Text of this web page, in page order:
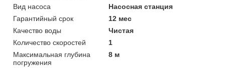
Вид насоса
Насосная станция
Гарантийный срок
12 мес
Качество воды
Чистая
Количество скоростей
1
Максимальная глубина
погружения
8 м